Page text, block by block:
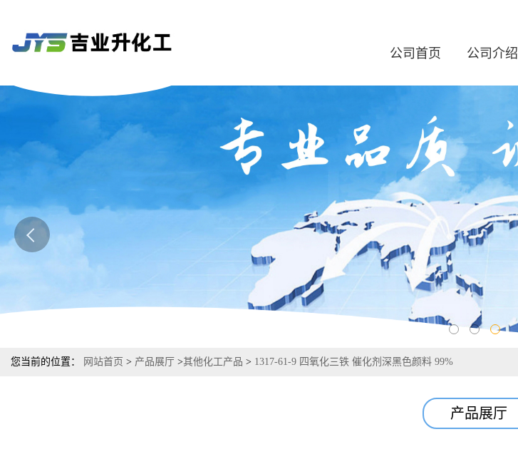
公司首页 公司介绍
您当前的位置： 网站首页 > 产品展厅 >其他化工产品 > 1317-61-9 四氧化三铁 催化剂深黑色颜料 99%
产品展厅